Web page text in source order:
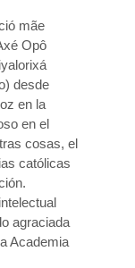
mãe
Opô
desde
en la
en el
cosas, el
católicas
agraciada
Academia